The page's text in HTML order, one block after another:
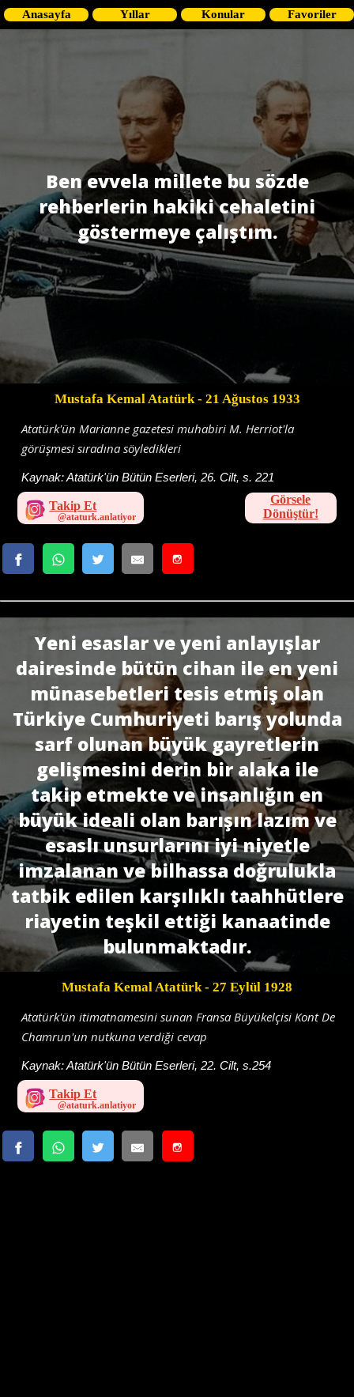
Anasayfa Yıllar Konular Favoriler
Ben evvela millete bu sözde
rehberlerin hakiki cehaletini
göstermeye çalıştım.
Mustafa Kemal Atatürk- 21 Ağustos 1933
Atatürk'ün Marianne gazetesi muhabiri M. Herriot'la
görüşmesi sıradına söyledikleri
Kaynak:Atatürk'ün Bütün Eserleri, 26. Cilt, s. 221
Takip Et
Görsele
Dönüştür!
Yeni esaslar ve yeni anlayışlar
dairesinde bütün cihan ile en yeni
münasebetleri tesis etmiş olan
Türkiye Cumhuriyeti barış yolunda
sarf olunan büyük gayretlerin
gelişmesini derin bir alaka ile
takip etmekte ve insanlığın en
büyük ideali olan barışın lazım ve
esaslı unsurlarını iyi niyetle
imzalanan ve bilhassa doğrulukla
tatbik edilen karşılıklı taahhütlere
riayetin teşkil ettiği kanaatinde
bulunmaktadır.
Mustafa Kemal Atatürk- 27 Eylül 1928
Atatürk'ün itimatnamesini sunan Fransa Büyükelçisi Kont De
Chamrun'un nutkuna verdiği cevap
Kaynak:Atatürk'ün Bütün Eserleri, 22. Cilt, s.254
Takip Et